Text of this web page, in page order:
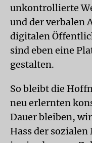
unkontrollierte
und der verbalen
digitalen
sind eben eine
gestalten.
So bleibt die
neu erlernten
Dauer bleiben,
Hass der